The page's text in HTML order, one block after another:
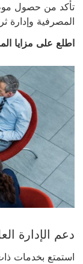
تأكد من حصول
المصرفية وإدارة
اطلع على مزايا
دعم الإدارة
استمتع بخدمات